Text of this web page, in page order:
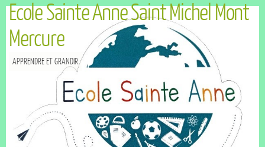
Ecole Sainte Anne Saint Michel Mont
Mercure
APPRENDRE ET GRANDIR